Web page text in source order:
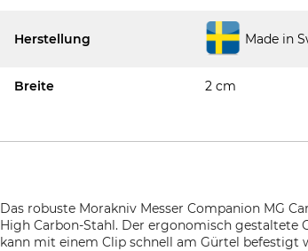
Herstellung Made in
Breite 2 cm
Das robuste Morakniv Messer Companion MG
High Carbon-Stahl. Der ergonomisch
kann mit einem Clip schnell am Gürtel befestigt